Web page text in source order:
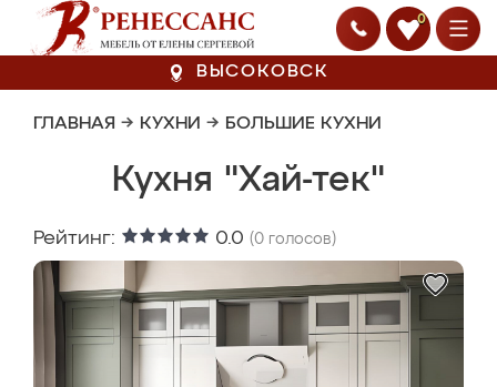
0
ВЫСОКОВСК
ГЛАВНАЯ → КУХНИ → БОЛЬШИЕ КУХНИ
Кухня "Хай-тек"
Рейтинг: 0.0 (0 голосов)